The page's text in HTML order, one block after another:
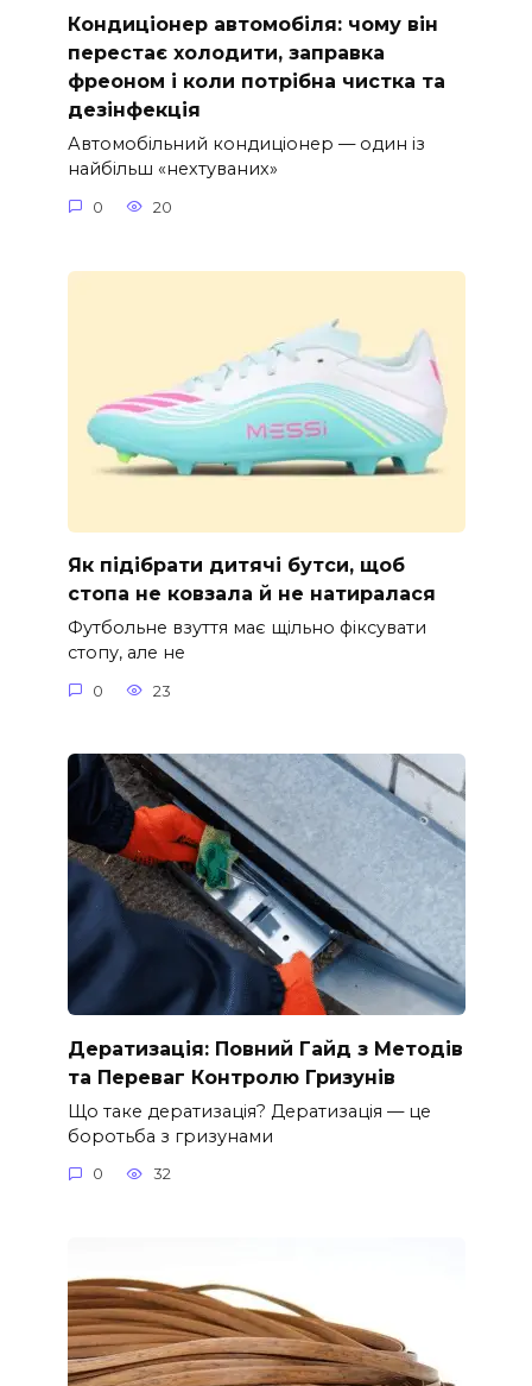
Кондиціонер автомобіля: чому він
перестає холодити, заправка
фреоном і коли потрібна чистка та
дезінфекція
Автомобільний кондиціонер — один із
найбільш «нехтуваних»
0 20
Як підібрати дитячі бутси, щоб
стопа не ковзала й не натиралася
Футбольне взуття має щільно фіксувати
стопу, але не
0 23
Дератизація: Повний Гайд з Методів
та Переваг Контролю Гризунів
Що таке дератизація? Дератизація — це
боротьба з гризунами
0 32